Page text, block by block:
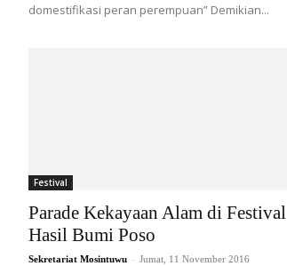
domestifikasi peran perempuan” Demikian...
Festival
Parade Kekayaan Alam di Festival
Hasil Bumi Poso
Sekretariat Mosintuwu - Jumat, 11 November 2016